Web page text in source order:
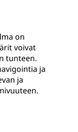
on
voivat
tunteen.
ja
ja